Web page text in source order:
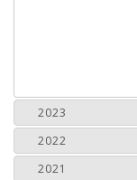
2023
2022
2021